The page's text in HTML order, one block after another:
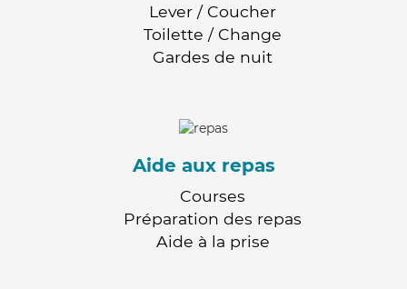
Lever / Coucher
Toilette / Change
Gardes de nuit
Aide aux repas
Courses
Préparation des repas
Aide à la prise